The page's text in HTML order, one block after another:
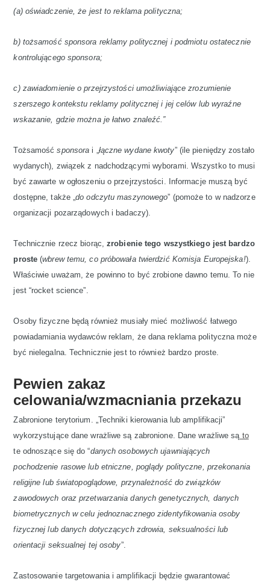
(a) oświadczenie, że jest to reklama polityczna;
b) tożsamość sponsora reklamy politycznej i podmiotu ostatecznie
kontrolującego sponsora;
c) zawiadomienie o przejrzystości umożliwiające zrozumienie
szerszego kontekstu reklamy politycznej i jej celów lub wyraźne
wskazanie, gdzie można je łatwo znaleźć.”
Tożsamośćsponsora i „ łączne wydane kwoty” (ile pieniędzy zostało
wydanych), związek z nadchodzącymi wyborami. Wszystko to musi
być zawarte w ogłoszeniu o przejrzystości. Informacje muszą być
dostępne, także „do odczytu maszynowego” (pomoże to w nadzorze
organizacji pozarządowych i badaczy).
Technicznie rzecz biorąc,zrobienie tego wszystkiego jest bardzo
proste (wbrew temu, co próbowała twierdzić Komisja Europejska!).
Właściwie uważam, że powinno to być zrobione dawno temu. To nie
jest “rocket science”.
Osoby fizyczne będą również musiały mieć możliwość łatwego
powiadamiania wydawców reklam, że dana reklama polityczna może
być nielegalna. Technicznie jest to również bardzo proste.
Pewien zakaz
celowania/wzmacniania przekazu
Zabronione terytorium. „Techniki kierowania lub amplifikacji”
wykorzystujące dane wrażliwe są zabronione. Dane wrażliwe są to
te odnoszące się do “danych osobowych ujawniających
pochodzenie rasowe lub etniczne, poglądy polityczne, przekonania
religijne lub światopoglądowe, przynależność do związków
zawodowych oraz przetwarzania danych genetycznych, danych
biometrycznych w celu jednoznacznego zidentyfikowania osoby
fizycznej lub danych dotyczących zdrowia, seksualności lub
orientacji seksualnej tej osoby”.
Zastosowanie targetowania i amplifikacji będzie gwarantować